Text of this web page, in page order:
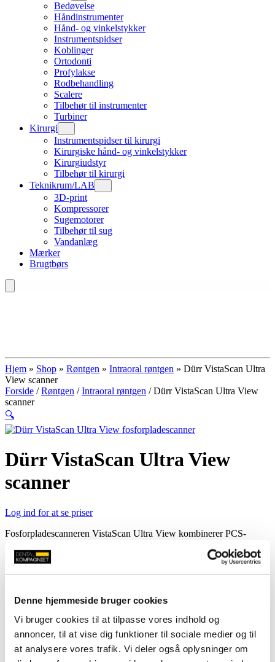
Denne hjemmeside bruger cookies
Vi bruger cookies til at tilpasse vores indhold og
annoncer, til at vise dig funktioner til sociale medier og til
at analysere vores trafik. Vi deler også oplysninger om
Bedøvelse
Håndinstrumenter
Hånd- og vinkelstykker
Instrumentspidser
Koblinger
Ortodonti
Profylakse
Rodbehandling
Scalere
Tilbehør til instrumenter
Turbiner
Kirurgi
Instrumentspidser til kirurgi
Kirurgiske hånd- og vinkelstykker
Kirurgiudstyr
Tilbehør til kirurgi
Teknikrum/LAB
3D-print
Kompressorer
Sugemotorer
Tilbehør til sug
Vandanlæg
Mærker
Brugtbørs
Hjem » Shop » Røntgen » Intraoral røntgen » Dürr VistaScan Ultra
View scanner
Forside /Røntgen /Intraoral røntgen / Dürr VistaScan Ultra View
scanner
🔍
Dürr VistaScan Ultra View
scanner
Log ind for at se priser
Fosforpladescanneren VistaScan Ultra View kombinerer PCS-
teknologiens overlegne billedkvalitet med fremragende ydeevne og
fremtidsorienterede, innovative funktioner.
To indgange gør det muligt at scanne to fosforplader samtidig.
Hurtig og enkel indlæsning.
Høj billedkvalitet takket være PCS-teknologi, som kan vise
ScanManager gør det muligt at sende scanninger til scanneren
fra flere forskellige arbejdsstationer.
Scanninger kan foretages uden en pc – billederne gemmes på
scanneren og overføres til databasen senere.